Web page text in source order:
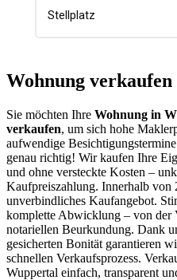
Wohnung
Sie möchten Ihre Wohnung in
verkaufen, um sich hohe
aufwendige
genau richtig! Wir kaufen Ihre
und ohne versteckte Kosten –
Kaufpreiszahlung. Innerhalb von
unverbindliches Kaufangebot.
komplette Abwicklung – von der
notariellen Beurkundung. Dank
gesicherten Bonität garantieren
schnellen Verkaufsprozess.
Wuppertal einfach, transparent